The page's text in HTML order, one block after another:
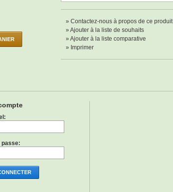
» Contactez-nous à propos de ce produit
» Ajouter à la liste de souhaits
» Ajouter à la liste comparative
» Imprimer
passe: